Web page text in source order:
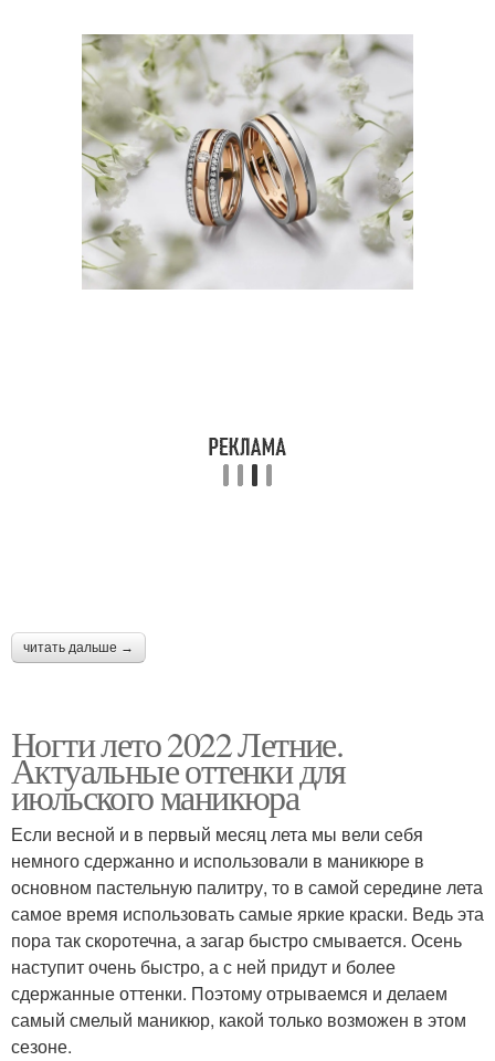
читать дальше →
Ногти лето 2022 Летние.
Актуальные оттенки для
июльского маникюра
Если весной и в первый месяц лета мы вели себя
немного сдержанно и использовали в маникюре в
основном пастельную палитру, то в самой середине лета
самое время использовать самые яркие краски. Ведь эта
пора так скоротечна, а загар быстро смывается. Осень
наступит очень быстро, а с ней придут и более
сдержанные оттенки. Поэтому отрываемся и делаем
самый смелый маникюр, какой только возможен в этом
сезоне.